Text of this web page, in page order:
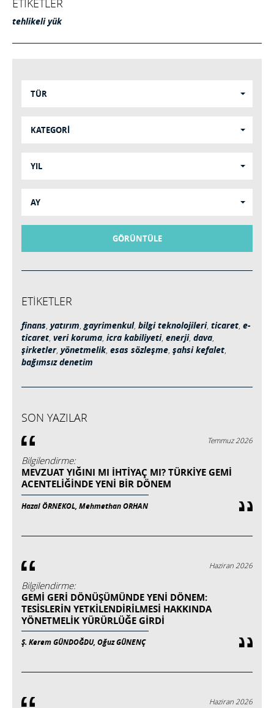
ETİKETLER
tehlikeli yük
TÜR
KATEGORİ
YIL
AY
GÖRÜNTÜLE
ETİKETLER
finans, yatırım,gayrimenkul, bilgi teknolojileri, ticaret, e-
ticaret, veri koruma, icra kabiliyeti, enerji, dava,
şirketler, yönetmelik, esas sözleşme, şahsi kefalet,
bağımsız denetim
SON YAZILAR
Temmuz 2026
Bilgilendirme:
MEVZUAT YIĞINI MI İHTIYAÇ MI? TÜRKIYE GEMI
ACENTELIĞINDE YENI BIR DÖNEM
Hazal ÖRNEKOL, Mehmethan ORHAN
Haziran 2026
Bilgilendirme:
GEMİ GERİ DÖNÜŞÜMÜNDE YENİ DÖNEM:
TESİSLERİN YETKİLENDİRİLMESİ HAKKINDA
YÖNETMELİK YÜRÜRLÜĞE GİRDİ
Ş. Kerem GÜNDOĞDU, Oğuz GÜNENÇ
Haziran 2026